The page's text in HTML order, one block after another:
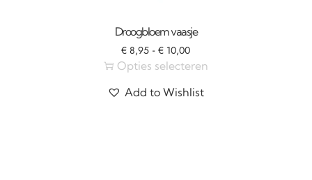
Droogbloem vaasje
€ 8,95 - € 10,00
Opties selecteren
Add to Wishlist